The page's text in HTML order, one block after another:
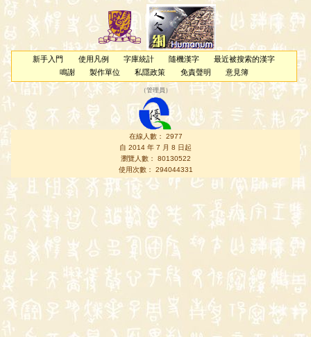
新手入門 使用凡例 字庫統計 隨機漢字
最近被搜索的漢字
鳴謝
製作單位 私隱政策 免責聲明 意見簿
（管理員 ）
在線人數： 2977
自 2014 年 7 月 8 日起
瀏覽人數： 80130522
使用次數： 294044331